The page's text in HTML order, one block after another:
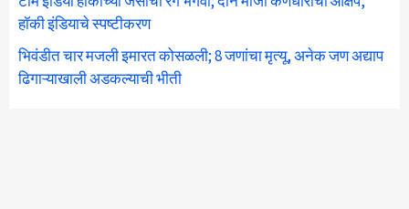
हॉकी इंडियाचे स्पष्टीकरण
भिवंडीत चार मजली इमारत कोसळली; 8 जणांचा मृत्यू, अनेक जण अद्याप
ढिगाऱ्याखाली अडकल्याची भीती